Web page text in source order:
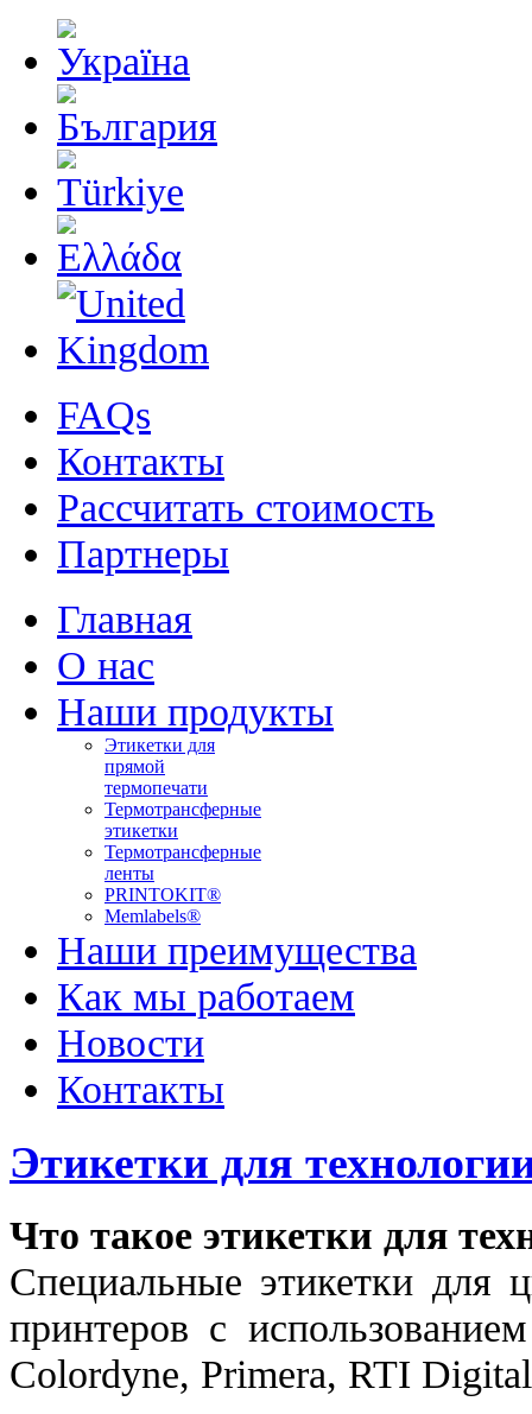
FAQs
Контакты
Рассчитать стоимость
Партнеры
Главная
О нас
Наши продукты
Этикетки для
прямой
термопечати
Термотрансферные
этикетки
Термотрансферные
ленты
PRINTOKIT®
Memlabels®
Наши преимущества
Как мы работаем
Новости
Контакты
Этикетки для
Что такое этикетки для
Специальные этикетки для
принтеров с
Colordyne, Primera, RTI